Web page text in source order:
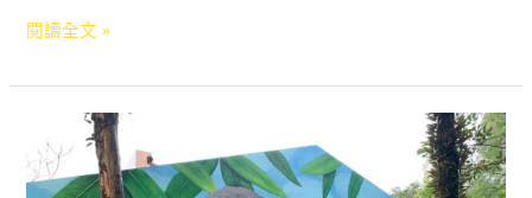
閱讀全文 »
北
市